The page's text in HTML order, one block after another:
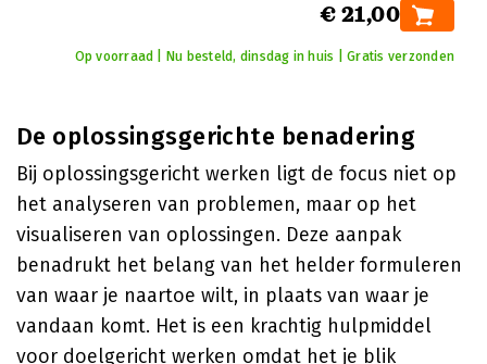
€ 21,00
Op voorraad | Nu besteld, dinsdag in huis | Gratis verzonden
De oplossingsgerichte benadering
Bij oplossingsgericht werken ligt de focus niet op
het analyseren van problemen, maar op het
visualiseren van oplossingen. Deze aanpak
benadrukt het belang van het helder formuleren
van waar je naartoe wilt, in plaats van waar je
vandaan komt. Het is een krachtig hulpmiddel
voor doelgericht werken omdat het je blik